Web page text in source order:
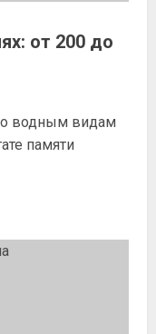
от 200 до
водным видам
памяти